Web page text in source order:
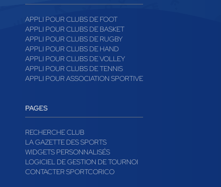
APPLI POUR CLUBS DE FOOT
APPLI POUR CLUBS DE BASKET
APPLI POUR CLUBS DE RUGBY
APPLI POUR CLUBS DE HAND
APPLI POUR CLUBS DE VOLLEY
APPLI POUR CLUBS DE TENNIS
APPLI POUR ASSOCIATION SPORTIVE
PAGES
RECHERCHE CLUB
LA GAZETTE DES SPORTS
WIDGETS PERSONNALISÉS
LOGICIEL DE GESTION DE TOURNOI
CONTACTER SPORTCORICO